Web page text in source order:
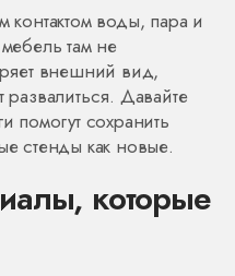
контактом воды, пара и
там не
внешний вид,
Давайте
помогут сохранить
стенды как новые.
которые